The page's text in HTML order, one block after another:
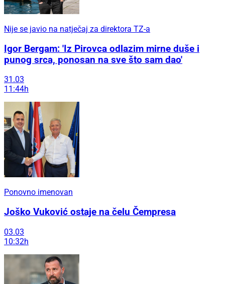
Nije se javio na natječaj za direktora TZ-a
Igor Bergam: 'Iz Pirovca odlazim mirne duše i
punog srca, ponosan na sve što sam dao'
31.03
11:44h
Ponovno imenovan
Joško Vuković ostaje na čelu Čempresa
03.03
10:32h